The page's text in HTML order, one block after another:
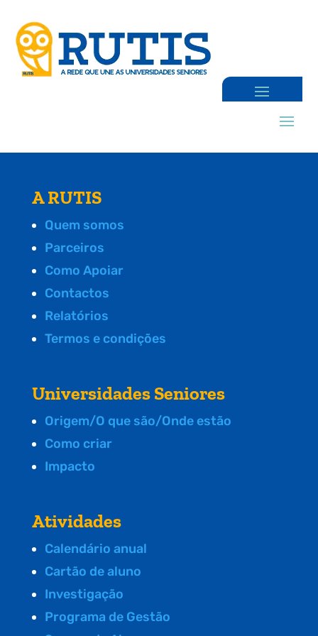
A RUTIS
Quem somos
Parceiros
Como Apoiar
Contactos
Relatórios
Termos e condições
Universidades Seniores
Origem/O que são/Onde estão
Como criar
Impacto
Atividades
Calendário anual
Cartão de aluno
Investigação
Programa de Gestão